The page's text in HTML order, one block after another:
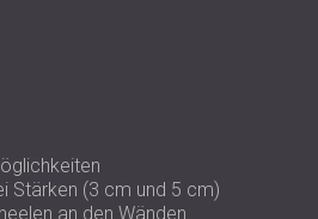
Stärken (3 cm und 5 cm)
an den Wänden